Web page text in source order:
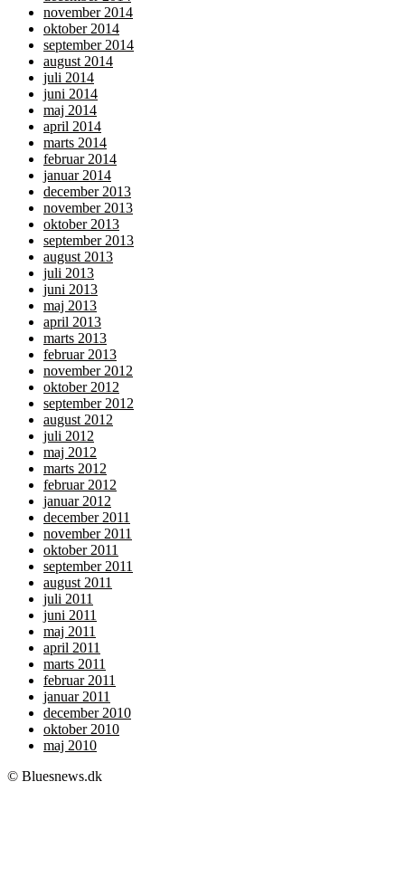
november 2014
oktober 2014
september 2014
august 2014
juli 2014
juni 2014
maj 2014
april 2014
marts 2014
februar 2014
januar 2014
december 2013
november 2013
oktober 2013
september 2013
august 2013
juli 2013
juni 2013
maj 2013
april 2013
marts 2013
februar 2013
november 2012
oktober 2012
september 2012
august 2012
juli 2012
maj 2012
marts 2012
februar 2012
januar 2012
december 2011
november 2011
oktober 2011
september 2011
august 2011
juli 2011
juni 2011
maj 2011
april 2011
marts 2011
februar 2011
januar 2011
december 2010
oktober 2010
maj 2010
© Bluesnews.dk